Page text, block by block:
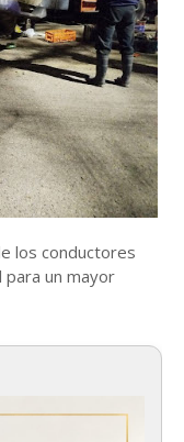
los conductores
para un mayor